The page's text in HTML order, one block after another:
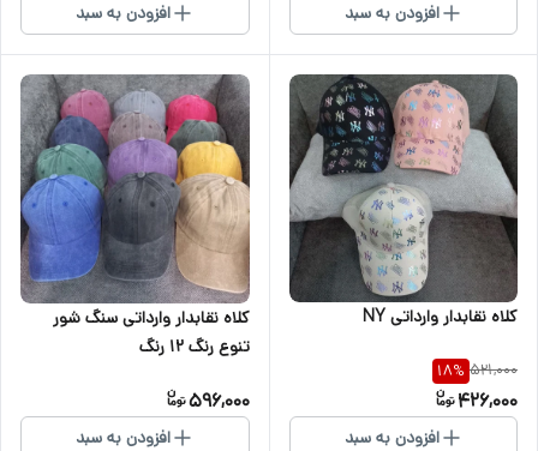
افزودن به سبد افزودن به سبد
کلاه نقابدار وارداتی NY
521,000
18%
426,000
افزودن به سبد
کلاه نقابدار وارداتی سنگ شور
تنوع رنگ ۱۲ رنگ
596,000
افزودن به سبد